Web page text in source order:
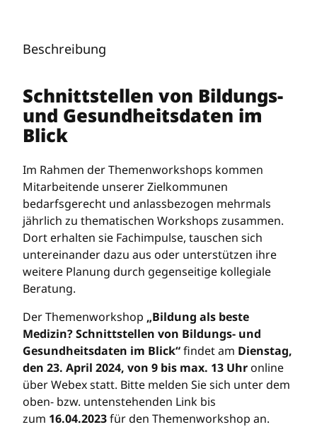
Beschreibung
Schnittstellen von Bildungs-
und Gesundheitsdaten im
Blick
Im Rahmen der Themenworkshops kommen
Mitarbeitende unserer Zielkommunen
bedarfsgerecht und anlassbezogen mehrmals
jährlich zu thematischen Workshops zusammen.
Dort erhalten sie Fachimpulse, tauschen sich
untereinander dazu aus oder unterstützen ihre
weitere Planung durch gegenseitige kollegiale
Beratung.
Der Themenworkshop „Bildung als beste
Medizin? Schnittstellen von Bildungs- und
Gesundheitsdaten im Blick“findet am Dienstag,
den 23. April 2024, von 9 bis max. 13 Uhr online
über Webex statt. Bitte melden Sie sich unter dem
oben- bzw. untenstehenden Link bis
zum 16.04.2023für den Themenworkshop an.